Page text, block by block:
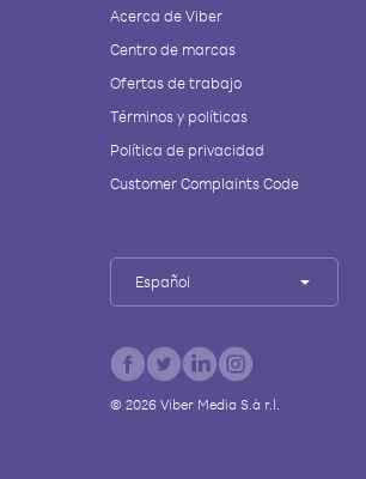
Acerca de Viber
Centro de marcas
Ofertas de trabajo
Términos y políticas
Política de privacidad
Customer Complaints Code
Español
© 2026Viber Media S.à r.l.